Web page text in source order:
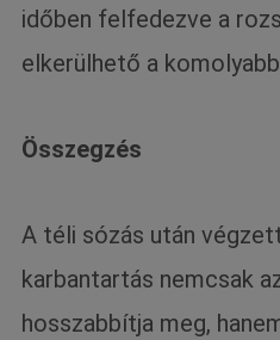
időben felfedezve a
elkerülhető a
Összegzés
A téli sózás után
karbantartás nemcsak
hosszabbítja meg,